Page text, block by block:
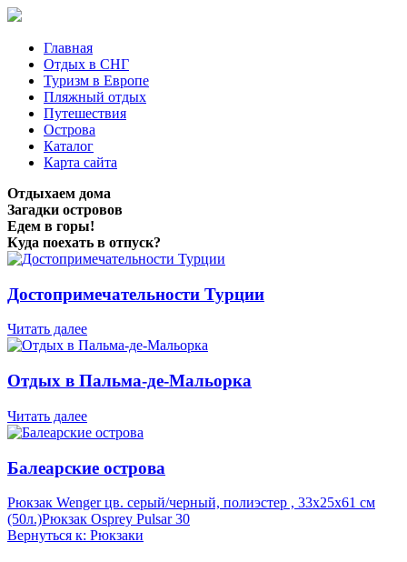
Главная
Отдых в СНГ
Туризм в Европе
Пляжный отдых
Путешествия
Острова
Каталог
Карта сайта
Отдыхаем дома
Загадки островов
Едем в горы!
Куда поехать в отпуск?
Достопримечательности Турции
Читать далее
Отдых в Пальма-де-Мальорка
Читать далее
Балеарские острова
Рюкзак Wenger цв. серый/черный, полиэстер , 33х25х61 см
(50л.)Рюкзак Osprey Pulsar 30
Вернуться к: Рюкзаки